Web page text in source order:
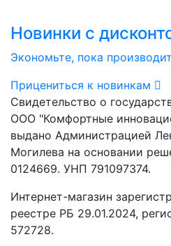
Новинки с
Экономьте, пока
Прицениться к новинкам
Свидетельство о
ООО "Комфортные
выдано Администрацией
Могилева на основании
0124669. УНП 791097374.
Интернет-магазин
реестре РБ 29.01.2024,
572728.